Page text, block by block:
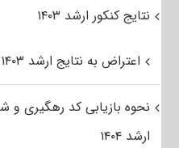
نتایج کنکور ارشد ۱۴۰۳
اعتراض به نتایج ارشد ۱۴۰۳
نحوه بازیابی کد رهگیری و
ارشد ۱۴۰۴